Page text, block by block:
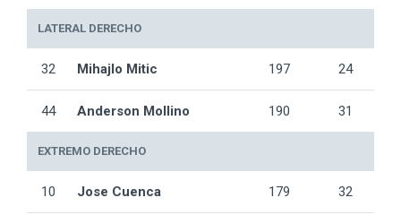
LATERAL DERECHO
32 Mihajlo Mitic 197 24
44 Anderson Mollino 190 31
EXTREMO DERECHO
10 Jose Cuenca 179 32